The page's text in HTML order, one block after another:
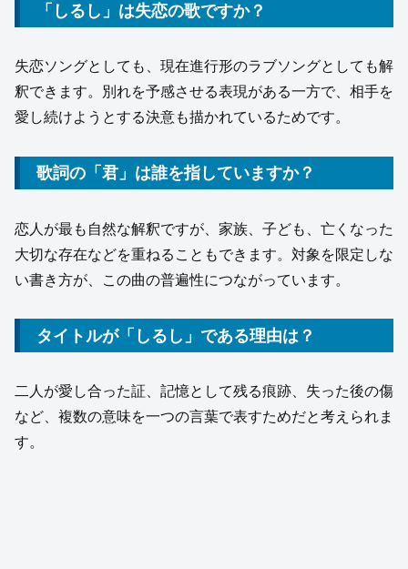
「しるし」は失恋の歌ですか？
失恋ソングとしても、現在進行形のラブソングとしても解
釈できます。別れを予感させる表現がある一方で、相手を
愛し続けようとする決意も描かれているためです。
歌詞の「君」は誰を指していますか？
恋人が最も自然な解釈ですが、家族、子ども、亡くなった
大切な存在などを重ねることもできます。対象を限定しな
い書き方が、この曲の普遍性につながっています。
タイトルが「しるし」である理由は？
二人が愛し合った証、記憶として残る痕跡、失った後の傷
など、複数の意味を一つの言葉で表すためだと考えられま
す。